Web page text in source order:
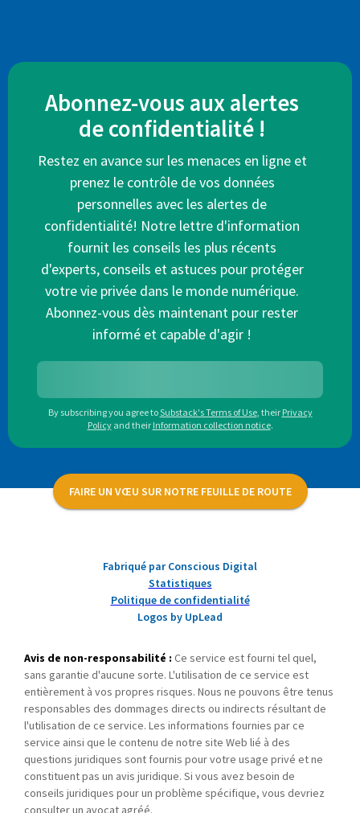
Abonnez-vous aux alertes
de confidentialité !
Restez en avance sur les menaces en ligne et
prenez le contrôle de vos données
personnelles avec les alertes de
confidentialité! Notre lettre d'information
fournit les conseils les plus récents
d'experts, conseils et astuces pour protéger
votre vie privée dans le monde numérique.
Abonnez-vous dès maintenant pour rester
informé et capable d'agir !
By subscribing you agree toSubstack's Terms of Use, their Privacy
Policy and their Information collection notice.
FAIRE UN VŒU SUR NOTRE FEUILLE DE ROUTE
Fabriqué par Conscious Digital
Statistiques
Politique de confidentialité
Logos by UpLead
Avis de non-responsabilité : Ce service est fourni tel quel,
sans garantie d'aucune sorte. L'utilisation de ce service est
entièrement à vos propres risques. Nous ne pouvons être tenus
responsables des dommages directs ou indirects résultant de
l'utilisation de ce service. Les informations fournies par ce
service ainsi que le contenu de notre site Web lié à des
questions juridiques sont fournis pour votre usage privé et ne
constituent pas un avis juridique. Si vous avez besoin de
conseils juridiques pour un problème spécifique, vous devriez